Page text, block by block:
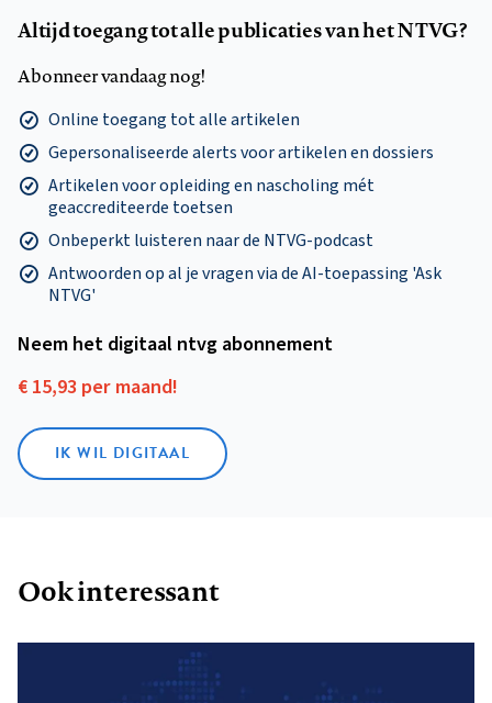
Altijd toegang tot alle publicaties van het NTVG?
Abonneer vandaag nog!
Online toegang tot alle artikelen
Gepersonaliseerde alerts voor artikelen en dossiers
Artikelen voor opleiding en nascholing mét
geaccrediteerde toetsen
Onbeperkt luisteren naar de NTVG-podcast
Antwoorden op al je vragen via de AI-toepassing 'Ask
NTVG'
Neem het digitaal ntvg abonnement
€ 15,93 per maand!
IK WIL DIGITAAL
Ook interessant